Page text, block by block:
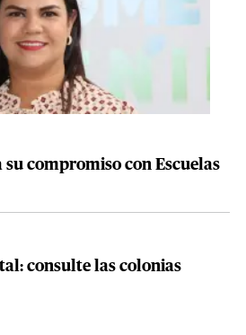
compromiso con Escuelas
consulte las colonias